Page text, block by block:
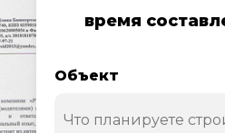
время
Объект